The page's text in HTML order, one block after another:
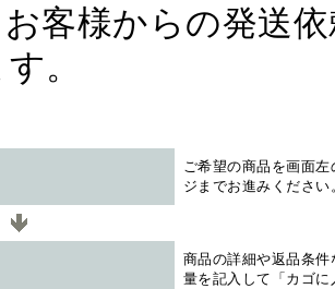
客様からの発送
。
ご希望の商品を画面
ジまでお進みください
商品の詳細や返品条
量を記入して「カゴ